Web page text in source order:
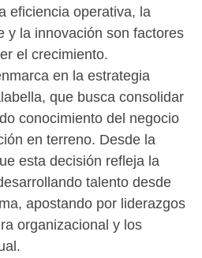
eficiencia operativa, la
y la innovación son factores
el crecimiento.
en la estrategia
que busca consolidar
conocimiento del negocio
en terreno. Desde la
esta decisión refleja la
talento desde
apostando por liderazgos
organizacional y los